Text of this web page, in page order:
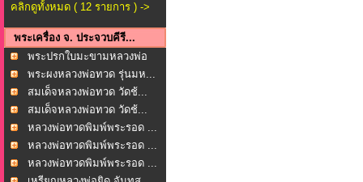
คลิกดูทั้งหมด ( 12 รายการ ) ->
พระเครื่อง จ. ประจวบคีรี...
พระปรกใบมะขามหลวงพ่อ
ยิ...
พระผงหลวงพ่อทวด รุ่นมห...
สมเด็จหลวงพ่อทวด วัดช้...
สมเด็จหลวงพ่อทวด วัดช้...
หลวงพ่อทวดพิมพ์พระรอด ...
หลวงพ่อทวดพิมพ์พระรอด ...
หลวงพ่อทวดพิมพ์พระรอด ...